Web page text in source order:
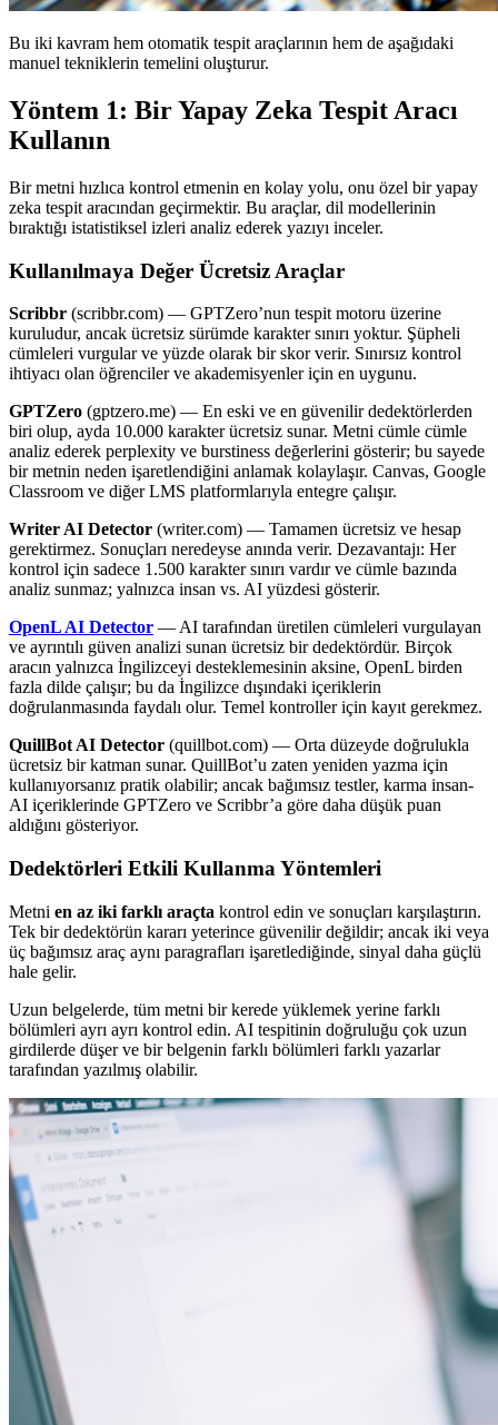
Bu iki kavram hem otomatik tespit araçlarının hem de aşağıdaki
manuel tekniklerin temelini oluşturur.
Yöntem 1: Bir Yapay Zeka Tespit Aracı
Kullanın
Bir metni hızlıca kontrol etmenin en kolay yolu, onu özel bir yapay
zeka tespit aracından geçirmektir. Bu araçlar, dil modellerinin
bıraktığı istatistiksel izleri analiz ederek yazıyı inceler.
Kullanılmaya Değer Ücretsiz Araçlar
Scribbr (scribbr.com) — GPTZero’nun tespit motoru üzerine
kuruludur, ancak ücretsiz sürümde karakter sınırı yoktur. Şüpheli
cümleleri vurgular ve yüzde olarak bir skor verir. Sınırsız kontrol
ihtiyacı olan öğrenciler ve akademisyenler için en uygunu.
GPTZero (gptzero.me) — En eski ve en güvenilir dedektörlerden
biri olup, ayda 10.000 karakter ücretsiz sunar. Metni cümle cümle
analiz ederek perplexity ve burstiness değerlerini gösterir; bu sayede
bir metnin neden işaretlendiğini anlamak kolaylaşır. Canvas, Google
Classroom ve diğer LMS platformlarıyla entegre çalışır.
Writer AI Detector (writer.com) — Tamamen ücretsiz ve hesap
gerektirmez. Sonuçları neredeyse anında verir. Dezavantajı: Her
kontrol için sadece 1.500 karakter sınırı vardır ve cümle bazında
analiz sunmaz; yalnızca insan vs. AI yüzdesi gösterir.
OpenL AI Detector — AI tarafından üretilen cümleleri vurgulayan
ve ayrıntılı güven analizi sunan ücretsiz bir dedektördür. Birçok
aracın yalnızca İngilizceyi desteklemesinin aksine, OpenL birden
fazla dilde çalışır; bu da İngilizce dışındaki içeriklerin
doğrulanmasında faydalı olur. Temel kontroller için kayıt gerekmez.
QuillBot AI Detector (quillbot.com) — Orta düzeyde doğrulukla
ücretsiz bir katman sunar. QuillBot’u zaten yeniden yazma için
kullanıyorsanız pratik olabilir; ancak bağımsız testler, karma insan-
AI içeriklerinde GPTZero ve Scribbr’a göre daha düşük puan
aldığını gösteriyor.
Dedektörleri Etkili Kullanma Yöntemleri
Metni en az iki farklı araçta kontrol edin ve sonuçları karşılaştırın.
Tek bir dedektörün kararı yeterince güvenilir değildir; ancak iki veya
üç bağımsız araç aynı paragrafları işaretlediğinde, sinyal daha güçlü
hale gelir.
Uzun belgelerde, tüm metni bir kerede yüklemek yerine farklı
bölümleri ayrı ayrı kontrol edin. AI tespitinin doğruluğu çok uzun
girdilerde düşer ve bir belgenin farklı bölümleri farklı yazarlar
tarafından yazılmış olabilir.